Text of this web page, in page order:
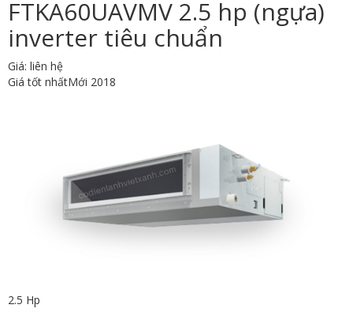
FTKA60UAVMV 2.5 hp (ngựa)
inverter tiêu chuẩn
Giá: liên hệ
Giá tốt nhấtMới 2018
2.5 Hp